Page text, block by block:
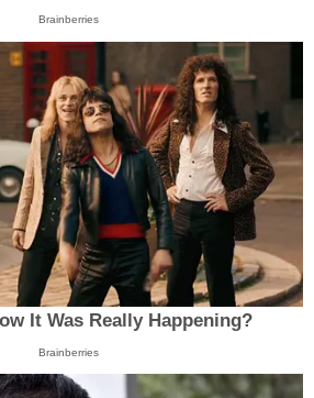
Brainberries
It Was Really Happening?
Brainberries